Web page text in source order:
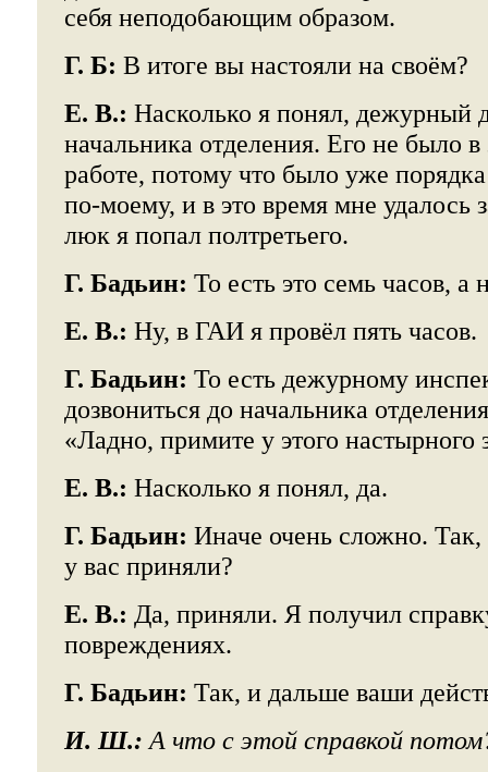
себя неподобающим образом.
Г. Б: В итоге вы настояли на своём?
Е. В.: Насколько я понял, дежурный
начальника отделения. Его не было
работе, потому что было уже порядка
по-моему, и в это время мне удалось
люк я попал полтретьего.
Г. Бадьин: То есть это семь часов, а
Е. В.: Ну, в ГАИ я провёл пять часов.
Г. Бадьин: То есть дежурному
дозвониться до начальника
«Ладно, примите у этого настырного
Е. В.: Насколько я понял, да.
Г. Бадьин: Иначе очень сложно. Так,
у вас приняли?
Е. В.: Да, приняли. Я получил
повреждениях.
Г. Бадьин: Так, и дальше ваши
И. Ш.: А что с этой справкой